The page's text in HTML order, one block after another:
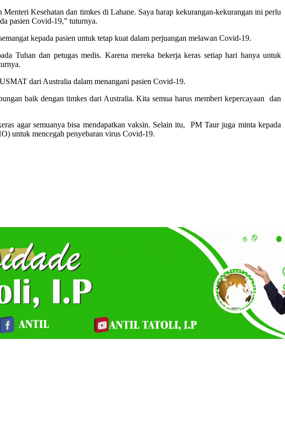
Kesehatan dan timkes di Lahane. Saya harap kekurangan-kekurangan ini perlu
pasien Covid-19,” tuturnya.
kepada pasien untuk tetap kuat dalam perjuangan melawan Covid-19.
Tuhan dan petugas medis. Karena mereka bekerja keras setiap hari hanya untuk
dari Australia dalam menangani pasien Covid-19.
baik dengan timkes dari Australia. Kita semua harus memberi kepercayaan dan
agar semuanya bisa mendapatkan vaksin. Selain itu, PM Taur juga minta kepada
untuk mencegah penyebaran virus Covid-19.